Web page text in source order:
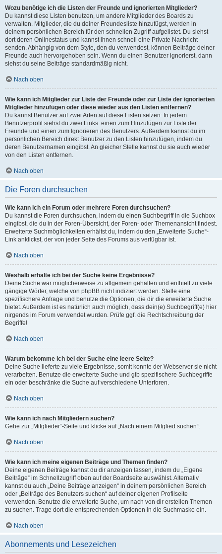
Wozu benötige ich die Listen der Freunde und ignorierten Mitglieder?
Du kannst diese Listen benutzen, um andere Mitglieder des Boards zu
verwalten. Mitglieder, die du deiner Freundesliste hinzufügst, werden in
deinem persönlichen Bereich für den schnellen Zugriff aufgelistet. Du siehst
dort deren Onlinestatus und kannst ihnen schnell eine Private Nachricht
senden. Abhängig von dem Style, den du verwendest, können Beiträge deiner
Freunde auch hervorgehoben sein. Wenn du einen Benutzer ignorierst, dann
siehst du seine Beiträge standardmäßig nicht.
Nach oben
Wie kann ich Mitglieder zur Liste der Freunde oder zur Liste der ignorierten
Mitglieder hinzufügen oder diese wieder aus den Listen entfernen?
Du kannst Benutzer auf zwei Arten auf diese Listen setzen: In jedem
Benutzerprofil siehst du zwei Links: einen zum Hinzufügen zur Liste der
Freunde und einen zum Ignorieren des Benutzers. Außerdem kannst du im
persönlichen Bereich direkt Benutzer zu den Listen hinzufügen, indem du
deren Benutzernamen eingibst. An gleicher Stelle kannst du sie auch wieder
von den Listen entfernen.
Nach oben
Die Foren durchsuchen
Wie kann ich ein Forum oder mehrere Foren durchsuchen?
Du kannst die Foren durchsuchen, indem du einen Suchbegriff in die Suchbox
eingibst, die du in der Foren-Übersicht, der Foren- oder Themenansicht findest.
Erweiterte Suchmöglichkeiten erhältst du, indem du den „Erweiterte Suche“-
Link anklickst, der von jeder Seite des Forums aus verfügbar ist.
Nach oben
Weshalb erhalte ich bei der Suche keine Ergebnisse?
Deine Suche war möglicherweise zu allgemein gehalten und enthielt zu viele
gängige Wörter, welche von phpBB nicht indiziert werden. Stelle eine
spezifischere Anfrage und benutze die Optionen, die dir die erweiterte Suche
bietet. Außerdem ist es natürlich auch möglich, dass dein(e) Suchbegriff(e) hier
nirgends im Forum verwendet wurden. Prüfe ggf. die Rechtschreibung der
Begriffe!
Nach oben
Warum bekomme ich bei der Suche eine leere Seite?
Deine Suche lieferte zu viele Ergebnisse, somit konnte der Webserver sie nicht
verarbeiten. Benutze die erweiterte Suche und gib spezifischere Suchbegriffe
ein oder beschränke die Suche auf verschiedene Unterforen.
Nach oben
Wie kann ich nach Mitgliedern suchen?
Gehe zur „Mitglieder“-Seite und klicke auf „Nach einem Mitglied suchen“.
Nach oben
Wie kann ich meine eigenen Beiträge und Themen finden?
Deine eigenen Beiträge kannst du dir anzeigen lassen, indem du „Eigene
Beiträge“ im Schnellzugriff oben auf der Boardseite auswählst. Alternativ
kannst du auch „Deine Beiträge anzeigen“ in deinem persönlichen Bereich
oder „Beiträge des Benutzers suchen“ auf deiner eigenen Profilseite
verwenden. Benutze die erweiterte Suche, um nach von dir erstellen Themen
zu suchen. Trage dort die entsprechenden Optionen in die Suchmaske ein.
Nach oben
Abonnements und Lesezeichen